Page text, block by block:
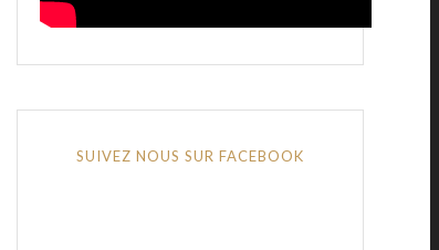
SUIVEZ NOUS SUR FACEBOOK